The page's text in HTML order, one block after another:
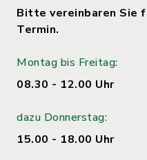
Bitte vereinbaren Sie
Termin.
Montag bis Freitag:
08.30 - 12.00 Uhr
dazu Donnerstag:
15.00 - 18.00 Uhr